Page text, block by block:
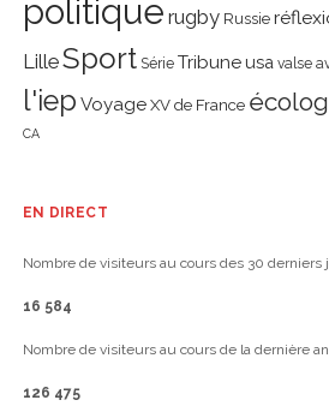
politique rugby Russie
LilleSport Série Tribune usa valse
l'iep Voyage XV de France
CA
EN DIRECT
Nombre de visiteurs au cours des 30 derniers
16 584
Nombre de visiteurs au cours de la dernière
126 475